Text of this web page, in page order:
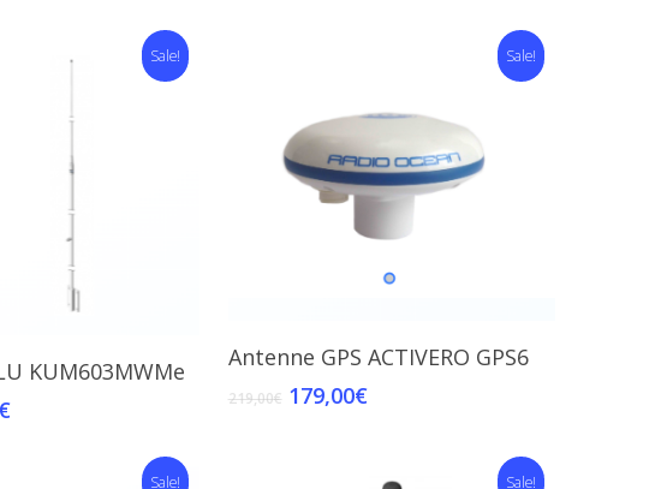
Sale!
To Cart
KUM603MWMe
€
Sale!
Add To Cart
Antenne GPS ACTIVERO GPS6
219,00€ 179,00€
Sale! Sale!